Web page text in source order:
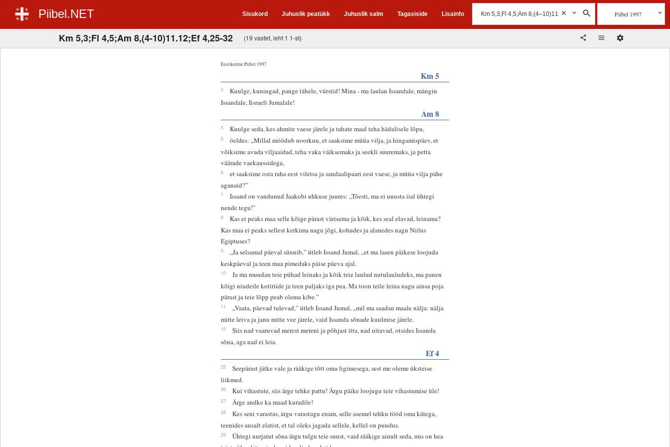
Piibel.NET Sisukord Juhuslik peatükk Juhuslik salm Tagasiside Lisainfo Piibel 1997
Km 5,3;Fl 4,5;Am 8,(4-10)11.12;Ef 4,25-32 (19 vastet, leht 1 1-st)
Eestikeelne Piibel 1997
Km 5
3
Kuulge, kuningad, pange tähele, vürstid! Mina - ma laulan Issandale, mängin
Issandale, Iisraeli Jumalale!
Am 8
4 Kuulge seda, kes ahmite vaese järele ja tahate maal teha hädalisele lõpu,
5
öeldes: „Millal möödub noorkuu, et saaksime müüa vilja, ja hingamispäev, et
võiksime avada viljaaidad, teha vaka väiksemaks ja seekli suuremaks, ja petta
väärade vaekaussidega,
6
et saaksime osta raha eest viletsa ja sandaalipaari eest vaese, ja müüa vilja pähe
aganaid?”
7
Issand on vandunud Jaakobi uhkuse juures: „Tõesti, ma ei unusta iial ühtegi
nende tegu!”
8
Kas ei peaks maa selle kõige pärast värisema ja kõik, kes seal elavad, leinama?
Kas maa ei peaks sellest kerkima nagu jõgi, kohudes ja alanedes nagu Niilus
Egiptuses?
9
„Ja selsamal päeval sünnib,” ütleb Issand Jumal, „et ma lasen päikese loojuda
keskpäeval ja teen maa pimedaks päise päeva ajal.
10
Ja ma muudan teie pühad leinaks ja kõik teie laulud nutulauludeks, ma panen
kõigi niudeile kotiriide ja teen paljaks iga pea. Ma toon teile leina nagu ainsa poja
pärast ja teie lõpp peab olema kibe.”
11
„Vaata, päevad tulevad,” ütleb Issand Jumal, „mil ma saadan maale nälja: nälja
mitte leiva ja janu mitte vee järele, vaid Issanda sõnade kuulmise järele.
12
Siis nad vaaruvad merest mereni ja põhjast itta, nad uitavad, otsides Issanda
sõna, aga nad ei leia.
Ef 4
25
Seepärast jätke vale ja rääkige tõtt oma ligimesega, sest me oleme üksteise
liikmed.
26 Kui vihastute, siis ärge tehke pattu! Ärgu päike loojugu teie vihastumise üle!
27 Ärge andke ka maad kuradile!
28
Kes seni varastas, ärgu varastagu enam, selle asemel tehku tööd oma kätega,
teenides ausalt elatist, et tal oleks jagada sellele, kellel on puudus.
29
Ühtegi nurjatut sõna ärgu tulgu teie suust, vaid rääkige ainult seda, mis on hea